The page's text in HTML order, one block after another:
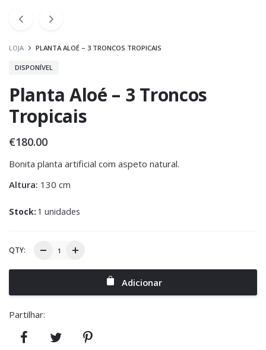
LOJA PLANTA ALOÉ – 3 TRONCOS TROPICAIS
DISPONÍVEL
Planta Aloé – 3 Troncos
Tropicais
€180.00
Bonita planta artificial com aspeto natural.
Altura: 130 cm
Stock: 1 unidades
QTY:
Adicionar
Partilhar: